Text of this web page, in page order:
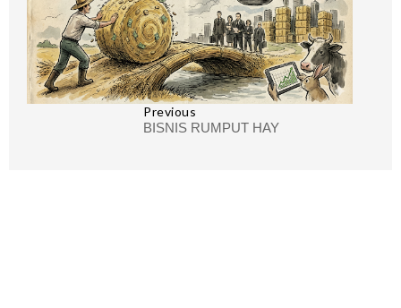
Previous
BISNIS RUMPUT HAY